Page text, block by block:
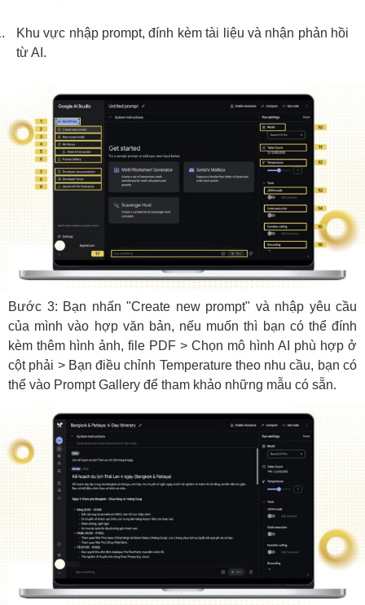
Khu vực nhập prompt, đính kèm tài liệu và nhận phản hồi
từ AI.
Bước 3: Bạn nhấn "Create new prompt" và nhập yêu cầu
của mình vào hợp văn bản, nếu muốn thì bạn có thể đính
kèm thêm hình ảnh, file PDF > Chọn mô hình AI phù hợp ở
cột phải > Bạn điều chỉnh Temperature theo nhu cầu, bạn có
thể vào Prompt Gallery để tham khảo những mẫu có sẵn.